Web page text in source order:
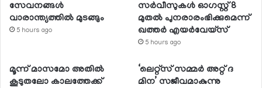
സേവനങ്ങള്‍
വാരാന്ത്യത്തില്‍ മുടങ്ങും
5 hours ago
സര്‍വീസുകള്‍ ഓഗസ്റ്റ് 8
മുതല്‍ പുനരാരംഭിക്കുമെന്ന്
ഖത്തര്‍ എയര്‍വേയ്സ്
5 hours ago
മൂന്ന് മാസമോ അതില്‍
കൂടുതലോ കാലത്തേക്ക്
‘ലെറ്റ്‌സ് സമ്മര്‍ അറ്റ് ദ
മിന’ സജീവമാകുന്നു